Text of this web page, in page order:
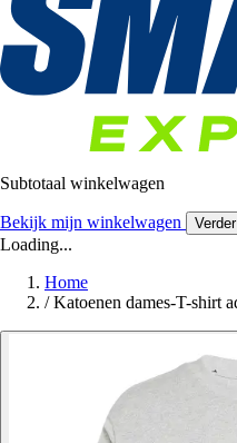
Subtotaal winkelwagen
Bekijk mijn winkelwagen
Loading...
Home
/ Katoenen dames-T-shirt